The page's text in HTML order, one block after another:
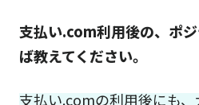
支払い.com利用後の、ポ
ば教えてください。
支払い.comの利用後にも